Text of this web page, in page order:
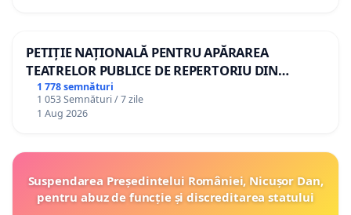
PETIȚIE NAȚIONALĂ PENTRU APĂRAREA
TEATRELOR PUBLICE DE REPERTORIU DIN
ROMÂNIA
1 778 semnături
1 053 Semnături / 7 zile
1 Aug 2026
Suspendarea Președintelui României, Nicușor Dan,
pentru abuz de funcție și discreditarea statului